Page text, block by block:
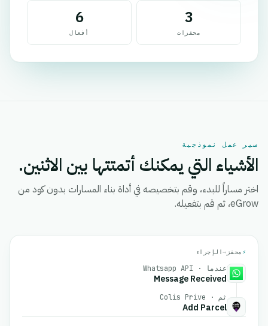
3
محفزات
6
أفعال
سير عمل نموذجية
الأشياء التي يمكنك أتمتتها بين الاثنين.
اختر مساراً للبدء، وقم بتخصيصه في أداة بناء المسارات بدون كود من
eGrow، ثم قم بتفعيله.
⚡ محفز →الإجراء
عندما · Whatsapp API
Message Received
ثم · Colis Prive
Add Parcel